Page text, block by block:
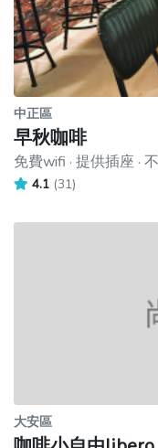
中正區
早秋咖啡
免費wifi · 提供插座 ·
4.1 (31)
大安區